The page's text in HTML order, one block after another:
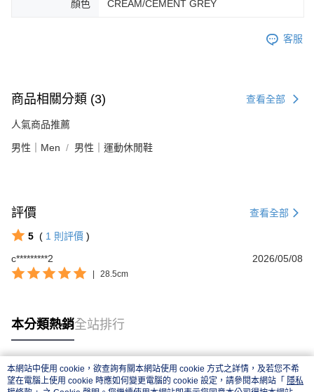
顏色 CREAM/CEMENT GREY
客服
商品相關分類 (3) 查看全部
人氣商品推薦
男性｜Men 男性｜運動休閒鞋
評價 查看全部
5 ( 1 則評價 )
c*********2
2026/05/08
| 28.5cm
本分類熱銷全站排行
熱門標籤
本網站中使用 cookie，欲查詢有關本網站使用 cookie 方式之詳情，及若您不希
望在電腦上使用 cookie 時應如何變更電腦的 cookie 設定，請參閱本網站「 隱私